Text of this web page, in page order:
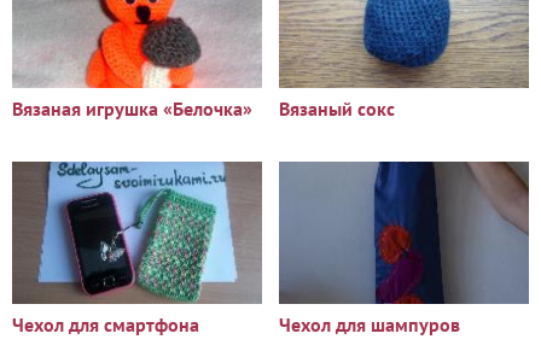
Вязаная игрушка «Белочка» Вязаный сокс
Чехол для смартфона Чехол для шампуров